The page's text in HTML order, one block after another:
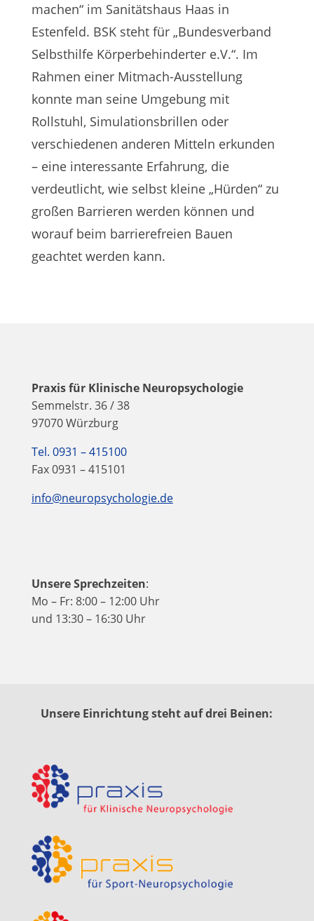
machen“ im Sanitätshaus Haas in
Estenfeld. BSK steht für „Bundesverband
Selbsthilfe Körperbehinderter e.V.“. Im
Rahmen einer Mitmach-Ausstellung
konnte man seine Umgebung mit
Rollstuhl, Simulationsbrillen oder
verschiedenen anderen Mitteln erkunden
– eine interessante Erfahrung, die
verdeutlicht, wie selbst kleine „Hürden“ zu
großen Barrieren werden können und
worauf beim barrierefreien Bauen
geachtet werden kann.
Praxis für Klinische Neuropsychologie
Semmelstr. 36 / 38
97070 Würzburg
Tel. 0931 – 415100
Fax 0931 – 415101
info@neuropsychologie.de
Unsere Sprechzeiten:
Mo – Fr: 8:00 – 12:00 Uhr
und 13:30 – 16:30 Uhr
Unsere Einrichtung steht auf drei Beinen: